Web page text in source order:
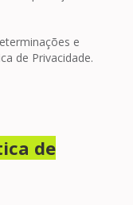
e
de Privacidade.
de